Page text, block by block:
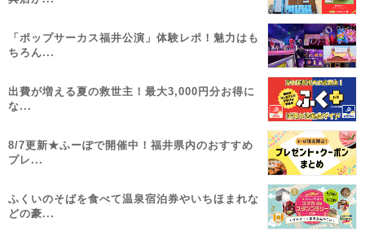
「ポップサーカス福井公演」体験レポ！魅力はも
ちろん...
出費が増える夏の救世主！最大3,000円分お得に
な...
8/7更新★ふーぽで開催中！福井県内のおすすめ
プレ...
ふくいのそばを食べて温泉宿泊券やいちほまれな
どの豪...